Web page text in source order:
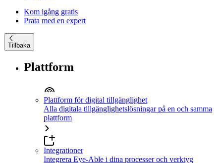
Kom igång gratis
Prata med en expert
Tillbaka
Plattform
Plattform för digital tillgänglighet
Alla digitala tillgänglighetslösningar på en och samma
plattform
Integrationer
Integrera Eye-Able i dina processer och verktyg